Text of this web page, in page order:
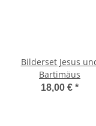
Bilderset Jesus
Bartimäus
18,00 € *